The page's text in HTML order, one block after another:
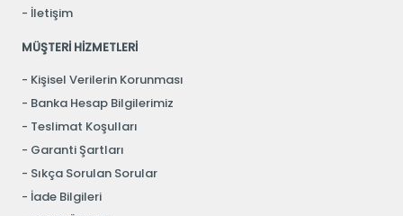
İletişim
MÜŞTERİ HİZMETLERİ
Kişisel Verilerin Korunması
Banka Hesap Bilgilerimiz
Teslimat Koşulları
Garanti Şartları
Sıkça Sorulan Sorular
İade Bilgileri